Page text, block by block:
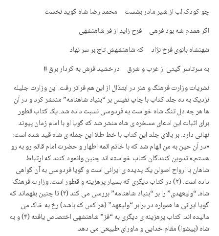
چو کودک لب از شیر مادر بشست محمد رضا شاه گوید نخست
اگر همدم شه بود فرهی فرح زاید از فر شاهنشهی
شهنشاه بانوی فرخ نژاد که شاهنشهش تاج بر سر نهاد
به سرتاسر گیتی از غرب و شرق درخشید فرش به کردار برق !!
نشریات وزارت فرهنگ و هنر در ابتذال از این هم فراتر رفت. این وزارت جلیله
نزدیک به ده جلد کتاب با چاپ نفیس بر “بنیاد شاهنامه” منتشر کرد و در آن
ها هر چه دل تنگ شاه خواست به فردوسی نسبت داده شد. یک کتاب قطور
برای اثبات این ادعای مسخره ی شاه منشر شد که گویا او با امام زمان پیوند
نهانی دارد. بر بالای جلد این کتاب با خط طلا این جمله ی شاه قید شده است:
«در آن حین به من الهام شد که با خاتم ائمه اطهار و حضرت امام قائم رو به رو
هستم.» تدوین کنندگان کتاب خواسته اند چنین وانمود کنند که ارتباط
شاهان با ارواح اصولن یک پدیده ی ایرانی است و گویا فردوسی به آن گواهی
داده است. (۲) در کتاب دیگری که بسیار پرهزینه و قطور است، وزارت فرهنگ
شاه، “ولیعهدی” را بر “بنیاد شاهنامه” بررسی می کند (۳) تا چنین بفهماند که
گویا ایرانی ها همواره در برابر “ولیعهد” (هر کس که باشد) رخ به خاک می
مالیده اند. کتاب پرهزینه ی دیگری به “فز” شاهنشهی اختصاص یافته (۴) و به
شاه (پیشوا) مقام خدایی و ماورای طبیعی می دهد.